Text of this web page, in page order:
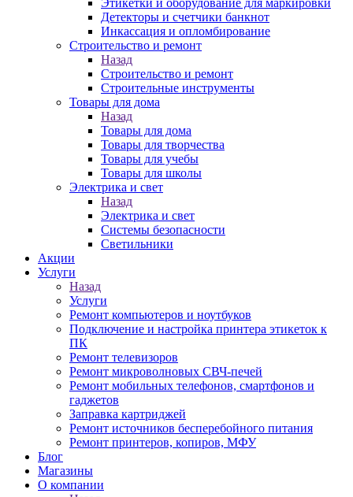
Этикетки и оборудование для маркировки
Детекторы и счетчики банкнот
Инкассация и опломбирование
Строительство и ремонт
Назад
Строительство и ремонт
Строительные инструменты
Товары для дома
Назад
Товары для дома
Товары для творчества
Товары для учебы
Товары для школы
Электрика и свет
Назад
Электрика и свет
Системы безопасности
Светильники
Акции
Услуги
Назад
Услуги
Ремонт компьютеров и ноутбуков
Подключение и настройка принтера этикеток к
ПК
Ремонт телевизоров
Ремонт микроволновых СВЧ-печей
Ремонт мобильных телефонов, смартфонов и
гаджетов
Заправка картриджей
Ремонт источников бесперебойного питания
Ремонт принтеров, копиров, МФУ
Блог
Магазины
О компании